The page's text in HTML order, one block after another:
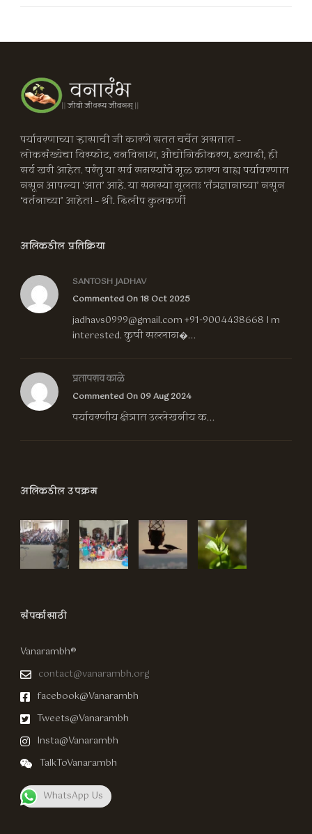
पर्यावरणाच्या ऱ्हासाची जी कारणे सतत चर्चेत असतात –
लोकसंख्येचा विस्फोट, वनविनाश, औद्योगिकीकरण, इत्यादी, ही
सर्व खरी आहेत. परंतु या सर्व समस्यांचे मूळ कारण बाह्य पर्यावरणात
नसून आपल्या ‘आत’ आहे. या समस्या मूलतः ‘तंत्रज्ञानाच्या’ नसून
‘वर्तनाच्या’ आहेत! – श्री. दिलीप कुलकर्णी
अलिकडील प्रतिक्रिया
SANTOSH JADHAV
Commented On 18 Oct 2025
jadhavs0999@gmail.com+91-9004438668 I m
interested. कुषी सल्लाग�...
प्रतापराव काळे
Commented On 09 Aug 2024
पर्यावरणीय क्षेत्रात उल्लेखनीय क...
अलिकडील उपक्रम
संपर्कासाठी
Vanarambh®
contact@vanarambh.org
facebook@Vanarambh
Tweets@Vanarambh
Insta@Vanarambh
TalkToVanarambh
WhatsApp Us